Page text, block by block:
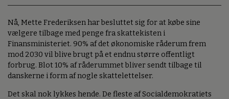
Nå, Mette Frederiksen har besluttet sig for at købe sine
vælgere tilbage med penge fra skattekisten i
Finansministeriet. 90% af det økonomiske råderum frem
mod 2030 vil blive brugt på et endnu større offentligt
forbrug. Blot 10% af råderummet bliver sendt tilbage til
danskerne i form af nogle skattelettelser.
Det skal nok lykkes hende. De fleste af Socialdemokratiets